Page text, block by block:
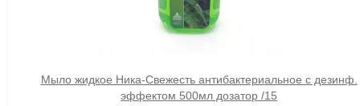
Мыло жидкое Ника-Свежесть антибактериальное с дезинф.
эффектом 500мл дозатор /15